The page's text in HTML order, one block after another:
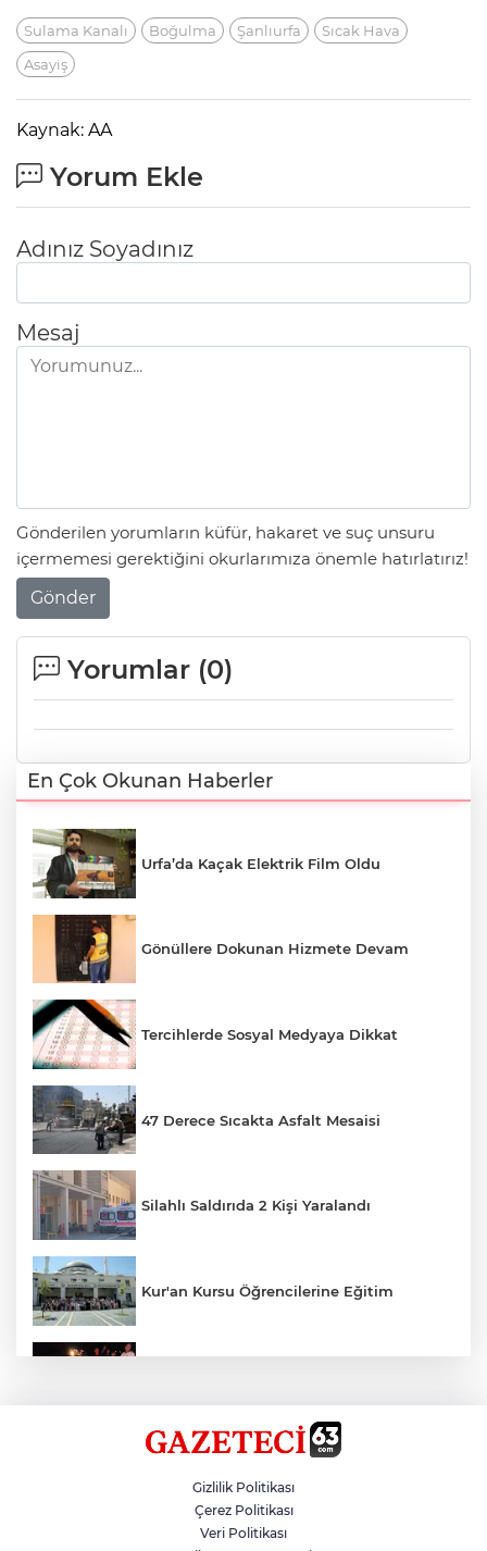
Sulama Kanalı Boğulma Şanlıurfa
Sıcak Hava
Asayiş
Kaynak: AA
Yorum Ekle
Adınız Soyadınız
Mesaj
Gönderilen yorumların küfür, hakaret ve suç unsuru
içermemesi gerektiğini okurlarımıza önemle hatırlatırız!
Gönder
Yorumlar (0)
En Çok Okunan Haberler
Urfa’da Kaçak Elektrik Film Oldu
Gönüllere Dokunan Hizmete Devam
Tercihlerde Sosyal Medyaya Dikkat
47 Derece Sıcakta Asfalt Mesaisi
Silahlı Saldırıda 2 Kişi Yaralandı
Kur'an Kursu Öğrencilerine Eğitim
Siverek’te Mahmut Gülel Dönemi
Filistin Konvoyuna Coşkulu Karşılama
Gizlilik Politikası
Çerez Politikası
Veri Politikası